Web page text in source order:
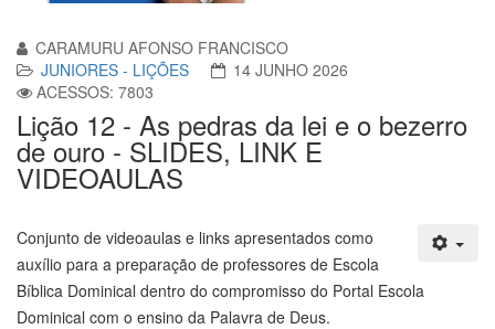
CARAMURU AFONSO FRANCISCO
JUNIORES - LIÇÕES
14 JUNHO 2026
ACESSOS: 7803
Lição 12 - As pedras da lei e o bezerro
de ouro - SLIDES, LINK E
VIDEOAULAS
Conjunto de videoaulas e links apresentados como
auxílio para a preparação de professores de Escola
Bíblica Dominical dentro do compromisso do Portal Escola
Dominical com o ensino da Palavra de Deus.